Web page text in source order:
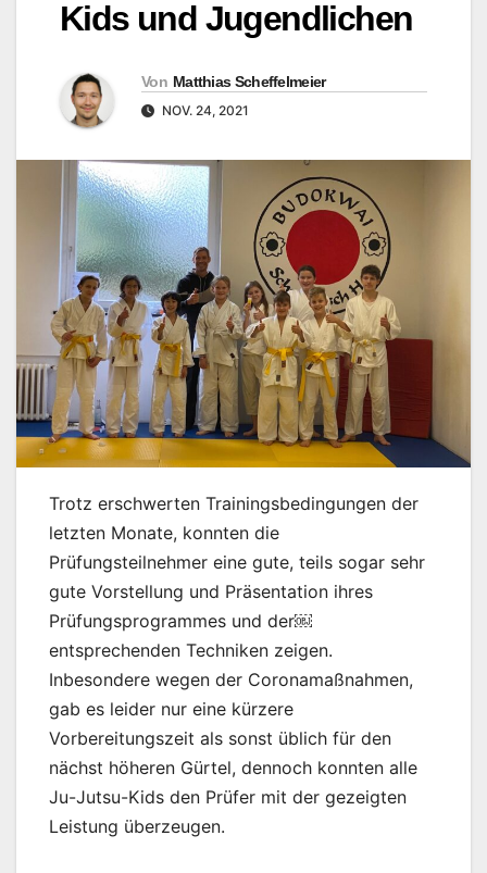
Kids und Jugendlichen
Von Matthias Scheffelmeier
NOV. 24, 2021
Trotz erschwerten Trainingsbedingungen der
letzten Monate, konnten die
Prüfungsteilnehmer eine gute, teils sogar sehr
gute Vorstellung und Präsentation ihres
Prüfungsprogrammes und der￼
entsprechenden Techniken zeigen.
Inbesondere wegen der Coronamaßnahmen,
gab es leider nur eine kürzere
Vorbereitungszeit als sonst üblich für den
nächst höheren Gürtel, dennoch konnten alle
Ju-Jutsu-Kids den Prüfer mit der gezeigten
Leistung überzeugen.